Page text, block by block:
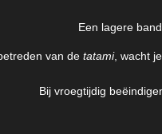
Een lagere
van de tatami, wacht
Bij vroegtijdig